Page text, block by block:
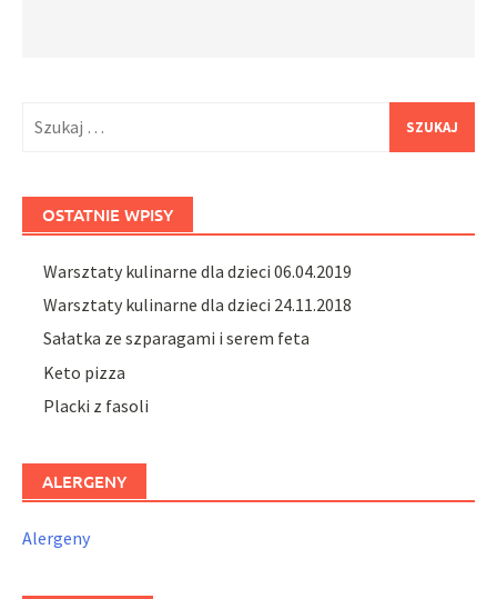
OSTATNIE WPISY
Warsztaty kulinarne dla dzieci 06.04.2019
Warsztaty kulinarne dla dzieci 24.11.2018
Sałatka ze szparagami i serem feta
Keto pizza
Placki z fasoli
ALERGENY
Alergeny